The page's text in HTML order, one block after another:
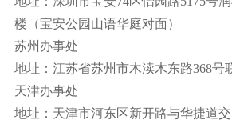
楼（宝安公园山语华庭对面）
苏州办事处
地址：江苏省苏州市木渎木东路368号
天津办事处
地址：天津市河东区新开路与华捷道